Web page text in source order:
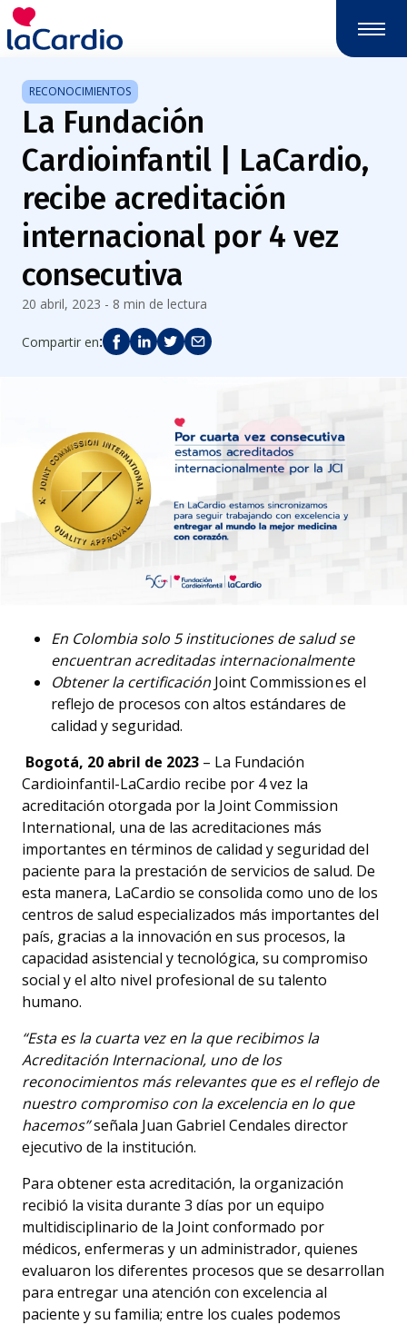
Nota:
este
sitio
web
incluye
accesibilidad.
RECONOCIMIENTOS
La Fundación
Cardioinfantil | LaCardio,
recibe acreditación
internacional por 4 vez
consecutiva
20 abril, 2023 - 8 min de lectura
Compartir en:
En Colombia solo 5 instituciones de salud se
encuentran acreditadas internacionalmente
Obtener la certificación Joint Commission es el
reflejo de procesos con altos estándares de
calidad y seguridad.
Bogotá, 20 abril de 2023 – La Fundación
Cardioinfantil-LaCardio recibe por 4 vez la
acreditación otorgada por la Joint Commission
International, una de las acreditaciones más
importantes en términos de calidad y seguridad del
paciente para la prestación de servicios de salud. De
esta manera, LaCardio se consolida como uno de los
centros de salud especializados más importantes del
país, gracias a la innovación en sus procesos, la
capacidad asistencial y tecnológica, su compromiso
social y el alto nivel profesional de su talento
humano.
“Esta es la cuarta vez en la que recibimos la
Acreditación Internacional, uno de los
reconocimientos más relevantes que es el reflejo de
nuestro compromiso con la excelencia en lo que
hacemos”señala Juan Gabriel Cendales director
ejecutivo de la institución.
Para obtener esta acreditación, la organización
recibió la visita durante 3 días por un equipo
multidisciplinario de la Joint conformado por
médicos, enfermeras y un administrador, quienes
evaluaron los diferentes procesos que se desarrollan
para entregar una atención con excelencia al
paciente y su familia; entre los cuales podemos